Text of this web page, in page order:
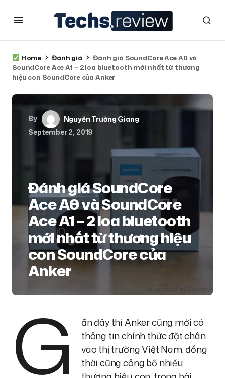
Home Đánh giá
Đánh giá SoundCore Ace A0 và
SoundCore Ace A1 – 2 loa bluetooth mới nhất từ thương
hiệu con SoundCore của Anker
By
Nguyễn Trường Giang
September 2, 2019
Đánh giá SoundCore
Ace A0 và SoundCore
Ace A1 – 2 loa bluetooth
mới nhất từ thương hiệu
con SoundCore của
Anker
G
ần đây thì Anker cũng mới có
thông tin chính thức đặt chân
vào thị trường Việt Nam, đồng
thời cũng công bố nhiều